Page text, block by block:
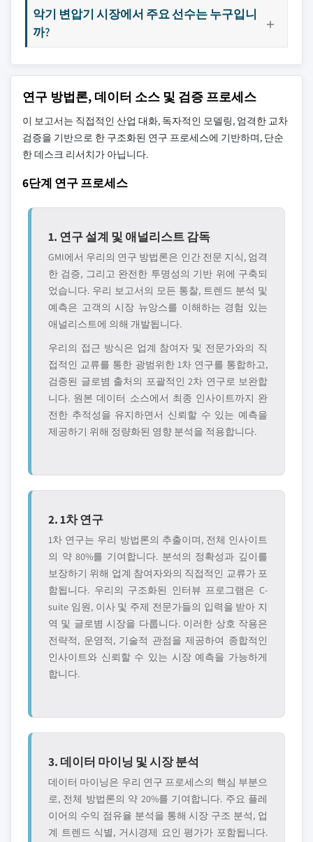
악기 변압기 시장에서 주요 선수는 누구입니
까?
연구 방법론, 데이터 소스 및 검증 프로세스
이 보고서는 직접적인 산업 대화, 독자적인 모델링, 엄격한 교차
검증을 기반으로 한 구조화된 연구 프로세스에 기반하며, 단순
한 데스크 리서치가 아닙니다.
6단계 연구 프로세스
1. 연구 설계 및 애널리스트 감독
GMI에서 우리의 연구 방법론은 인간 전문 지식, 엄격
한 검증, 그리고 완전한 투명성의 기반 위에 구축되
었습니다. 우리 보고서의 모든 통찰, 트렌드 분석 및
예측은 고객의 시장 뉴앙스를 이해하는 경험 있는
애널리스트에 의해 개발됩니다.
우리의 접근 방식은 업계 참여자 및 전문가와의 직
접적인 교류를 통한 광범위한 1차 연구를 통합하고,
검증된 글로볌 출처의 포괄적인 2차 연구로 보완합
니다. 원본 데이터 소스에서 최종 인사이트까지 완
전한 추적성을 유지하면서 신뢰할 수 있는 예측을
제공하기 위해 정량화된 영향 분석을 적용합니다.
2. 1차 연구
1차 연구는 우리 방법론의 추출이며, 전체 인사이트
의 약 80%를 기여합니다. 분석의 정확성과 깊이를
보장하기 위해 업계 참여자와의 직접적인 교류가 포
함됩니다. 우리의 구조화된 인터뷰 프로그램은 C-
suite 임원, 이사 및 주제 전문가들의 입력을 받아 지
역 및 글로볌 시장을 다룹니다. 이러한 상호 작용은
전략적, 운영적, 기술적 관점을 제공하여 종합적인
인사이트와 신뢰할 수 있는 시장 예측을 가능하게
합니다.
3. 데이터 마이닝 및 시장 분석
데이터 마이닝은 우리 연구 프로세스의 핵심 부분으
로, 전체 방법론의 약 20%를 기여합니다. 주요 플레
이어의 수익 점유율 분석을 통해 시장 구조 분석, 업
계 트렌드 식별, 거시경제 요인 평가가 포함됩니다.